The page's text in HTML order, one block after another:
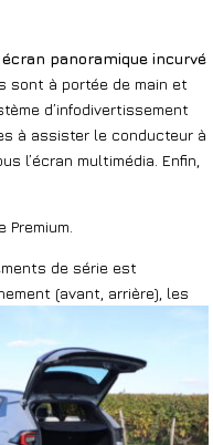
panoramique incurvé
sont à portée de main et
d’infodivertissement
à assister le conducteur à
l’écran multimédia. Enfin,
de série est
(avant, arrière), les